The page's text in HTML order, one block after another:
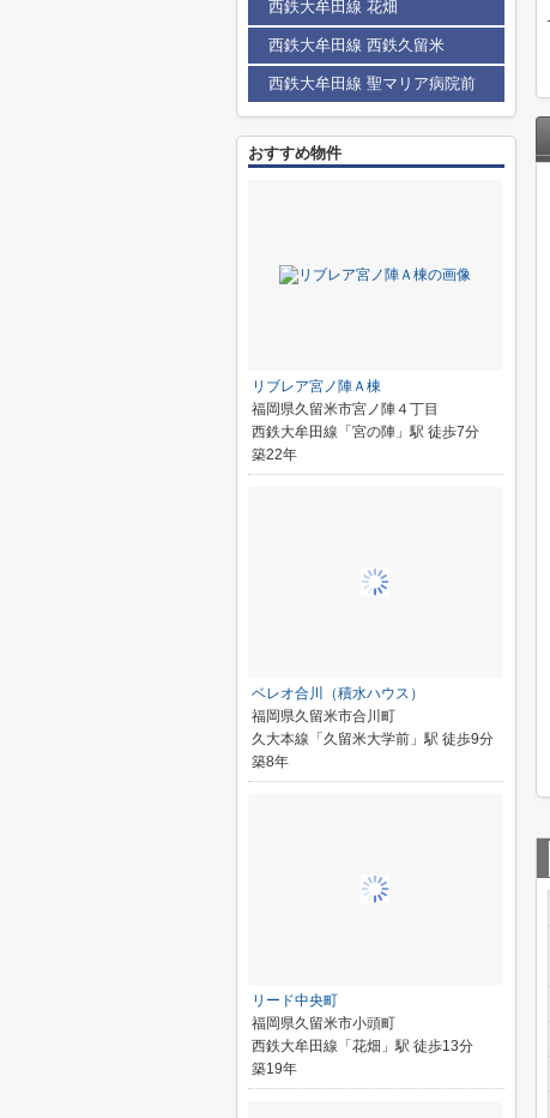
西鉄大牟田線 花畑
西鉄大牟田線 西鉄久留米
西鉄大牟田線 聖マリア病院前
おすすめ物件
リブレア宮ノ陣Ａ棟
福岡県久留米市宮ノ陣４丁目
西鉄大牟田線「宮の陣」駅 徒歩7分
築22年
ベレオ合川（積水ハウス）
福岡県久留米市合川町
久大本線「久留米大学前」駅 徒歩9分
築8年
リード中央町
福岡県久留米市小頭町
西鉄大牟田線「花畑」駅 徒歩13分
築19年